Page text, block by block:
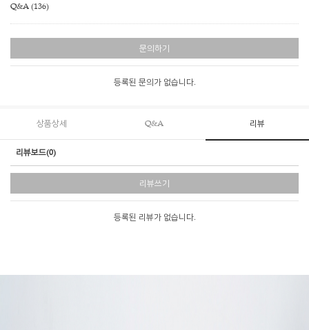
Q&A (136)
문의하기
등록된 문의가 없습니다.
상품상세 Q&A 리뷰
리뷰보드(0)
리뷰쓰기
등록된 리뷰가 없습니다.